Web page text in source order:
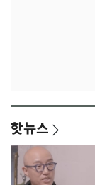
핫뉴스